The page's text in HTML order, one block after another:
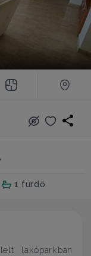
1 fürdő
lakóparkban